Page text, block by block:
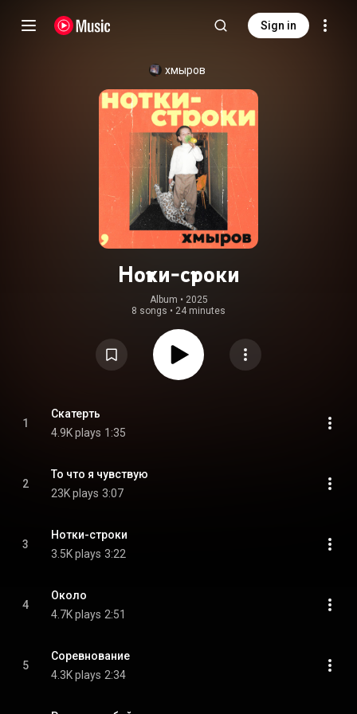
Sign in
хмыров
Нотки-строки
Album • 2025
8 songs • 24 minutes
1
Скатерть
4.9K plays 1:35
2
То что я чувствую
23K plays 3:07
3
Нотки-строки
3.5K plays 3:22
4
Около
4.7K plays 2:51
5
Соревнование
4.3K plays 2:34